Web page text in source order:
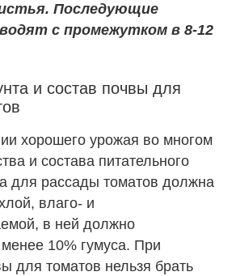
Последующие
с промежутком в 8-12
и состав почвы для
хорошего урожая во многом
и состава питательного
для рассады томатов должна
влаго- и
в ней должно
10% гумуса. При
для томатов нельзя брать